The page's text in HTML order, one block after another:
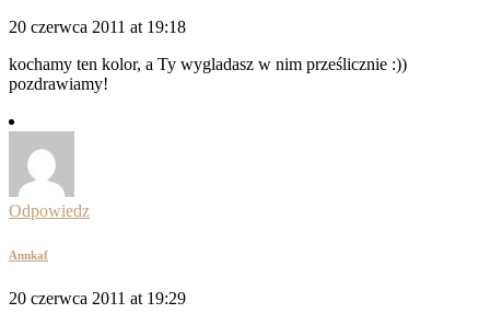
20 czerwca 2011 at 19:18
kochamy ten kolor, a Ty wygladasz w nim prześlicznie :))
pozdrawiamy!
Odpowiedz
Annkaf
20 czerwca 2011 at 19:29